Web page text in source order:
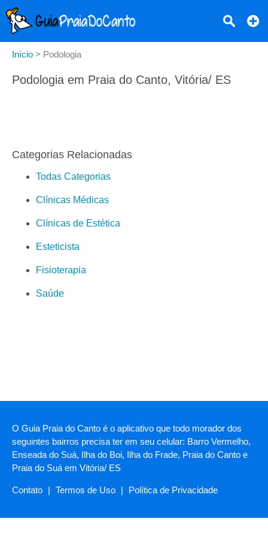
Início > Podologia
Podologia em Praia do Canto, Vitória/ ES
Categorias Relacionadas
Todas Categorias
Clínicas Médicas
Clínicas de Estética
Esteticista
Fisioterapia
Saúde
O Guia Praia do Canto é o aplicativo que todo morador dos
seguintes bairros precisa ter em seu celular: Barro Vermelho,
Enseada do Suá, Ilha do Boi, Ilha do Frade, Praia do Canto e
Praia do Suá em Vitória/ ES
Contato | Termos de Uso | Política de Privacidade